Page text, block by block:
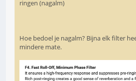
ringen (nagalm)
Hoe bedoel je nagalm? Bijna elk filter
mindere mate.